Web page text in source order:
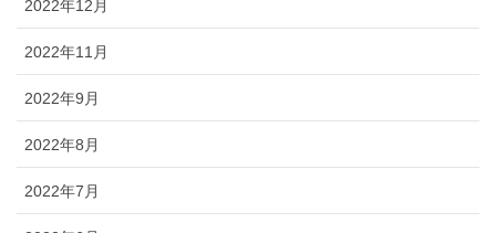
2022年12月
2022年11月
2022年9月
2022年8月
2022年7月